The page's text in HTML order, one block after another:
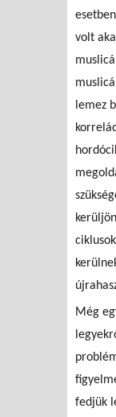
volt
lemez
Még
fedjük